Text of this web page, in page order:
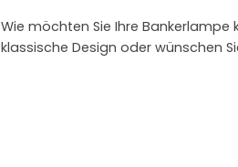
Wie möchten Sie Ihre Bankerlampe
klassische Design oder wünschen